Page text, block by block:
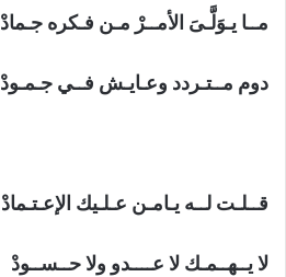
مــا يـوَلَّـىَ الأمــرْ مـن فـكره جـمادْ
دوم مــتـردد وعـايـش فــي جـمـودْ
قــلـت لــه يـامـن عـلـيك الإعـتـمادْ
لا يــهــمـك لا عــــدو ولا حــســودْ